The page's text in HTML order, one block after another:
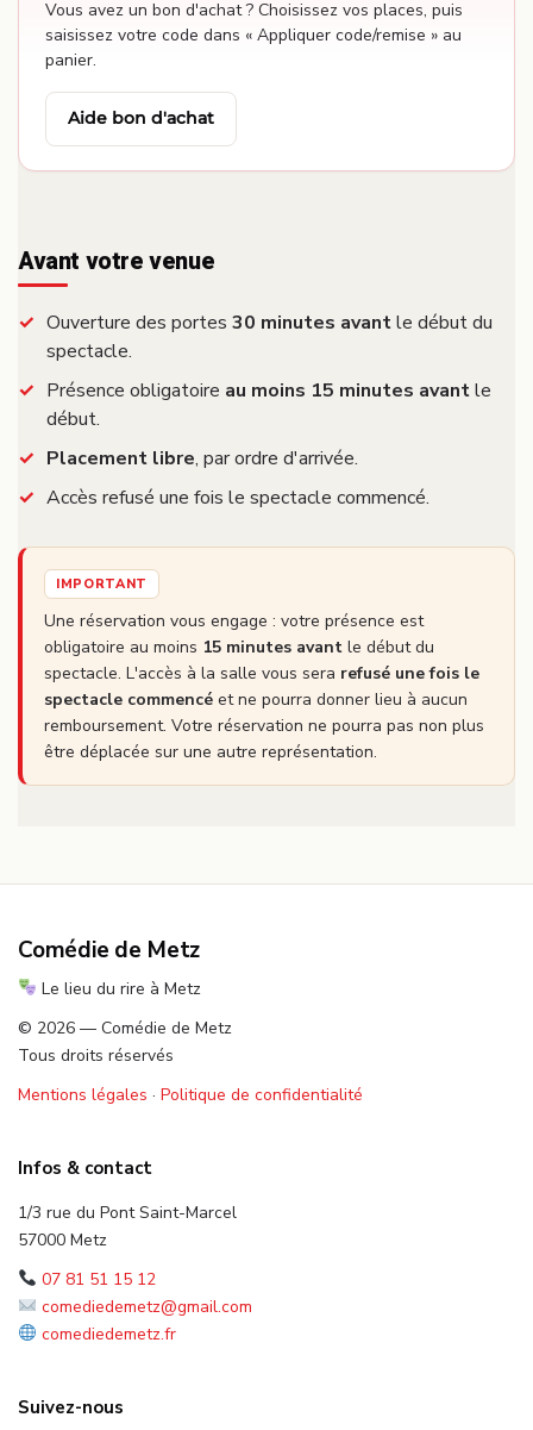
Vous avez un bon d'achat ? Choisissez vos places, puis
saisissez votre code dans « Appliquer code/remise » au
panier.
Aide bon d'achat
Avant votre venue
Ouverture des portes 30 minutes avantle début du
spectacle.
Présence obligatoire au moins 15 minutes avantle
début.
Placement libre, par ordre d'arrivée.
Accès refusé une fois le spectacle commencé.
IMPORTANT
Une réservation vous engage : votre présence est
obligatoire au moins 15 minutes avant le début du
spectacle. L'accès à la salle vous sera refusé une fois le
spectacle commencé et ne pourra donner lieu à aucun
remboursement. Votre réservation ne pourra pas non plus
être déplacée sur une autre représentation.
Comédie de Metz
Le lieu du rire à Metz
© 2026 — Comédie de Metz
Tous droits réservés
Mentions légales · Politique de confidentialité
Infos & contact
1/3 rue du Pont Saint-Marcel
57000 Metz
07 81 51 15 12
comediedemetz@gmail.com
comediedemetz.fr
Suivez-nous